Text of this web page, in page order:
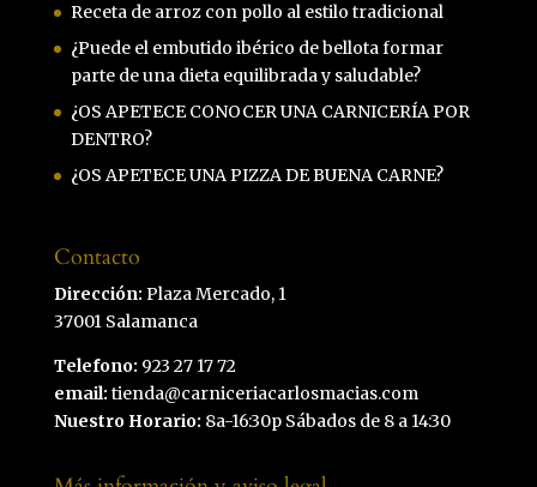
Receta de arroz con pollo al estilo tradicional
¿Puede el embutido ibérico de bellota formar
parte de una dieta equilibrada y saludable?
¿OS APETECE CONOCER UNA CARNICERÍA POR
DENTRO?
¿OS APETECE UNA PIZZA DE BUENA CARNE?
Contacto
Dirección: Plaza Mercado, 1
37001 Salamanca
Telefono: 923 27 17 72
email: tienda@carniceriacarlosmacias.com
Nuestro Horario: 8a-16:30p Sábados de 8 a 14:30